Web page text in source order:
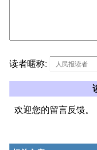
读者暱称:
欢迎您的留言反馈。